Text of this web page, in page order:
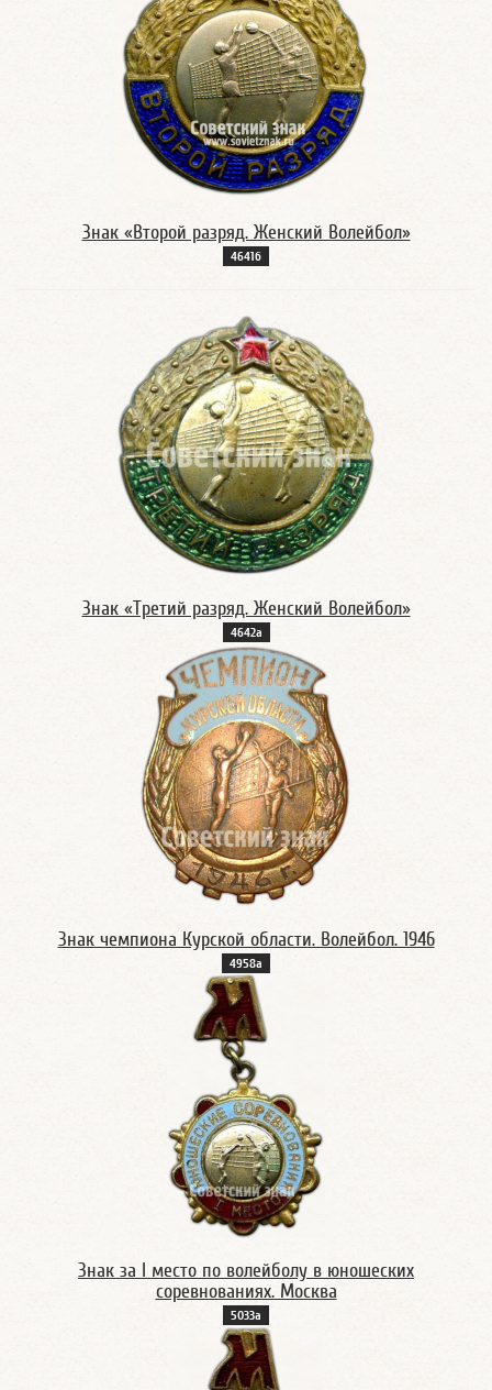
Знак «Второй разряд. Женский Волейбол»
4641б
Знак «Третий разряд. Женский Волейбол»
4642а
Знак чемпиона Курской области. Волейбол. 1946
4958а
Знак за I место по волейболу в юношеских
соревнованиях. Москва
5033а